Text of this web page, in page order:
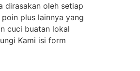
dirasakan oleh setiap
plus lainnya yang
cuci buatan lokal
Kami isi form